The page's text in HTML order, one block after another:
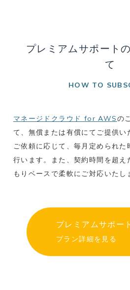
プレミアムサポート
て
HOW TO
マネージドクラウド for AWSの
て、無償または有償にてご提供い
ご依頼に応じて、毎月定められた
行います。また、契約時間を超え
もりベースで柔軟にご対応いたし
プレミアムサポー
プラン詳細を見る